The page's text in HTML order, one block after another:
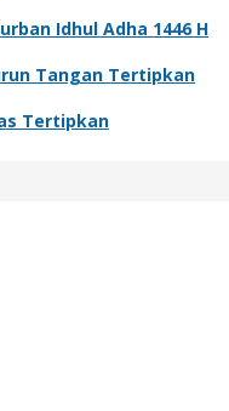
Idhul Adha 1446 H
Tangan Tertipkan
Tertipkan